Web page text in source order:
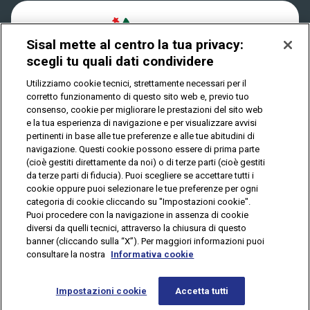
Vuoi giocare
online?
Play Your Date
Cookies
Privacy
IL GIOCO È VIETATO AI MINORI E PUÒ CAUSARE
DIPENDENZA PATOLOGICA
© Copyright Sisal Italia S.p.A. - P.I. 02433760135
Privacy Cookies
Mappa
del
sito
Sisal mette al centro la tua privacy:
scegli tu quali dati condividere
Utilizziamo cookie tecnici, strettamente necessari per il
corretto funzionamento di questo sito web e, previo tuo
consenso, cookie per migliorare le prestazioni del sito web
e la tua esperienza di navigazione e per visualizzare avvisi
pertinenti in base alle tue preferenze e alle tue abitudini di
navigazione. Questi cookie possono essere di prima parte
(cioè gestiti direttamente da noi) o di terze parti (cioè gestiti
da terze parti di fiducia). Puoi scegliere se accettare tutti i
cookie oppure puoi selezionare le tue preferenze per ogni
categoria di cookie cliccando su "Impostazioni cookie".
Puoi procedere con la navigazione in assenza di cookie
diversi da quelli tecnici, attraverso la chiusura di questo
banner (cliccando sulla “X”). Per maggiori informazioni puoi
consultare la nostra Informativa cookie
Impostazioni cookie Accetta tutti